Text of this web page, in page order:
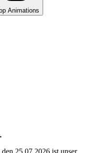
Animations